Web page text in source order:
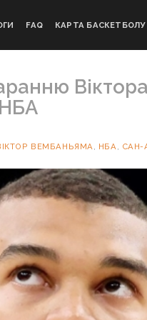
FAQ КАРТА БАСКЕТБОЛУ
ВЕМБАНЬЯМА НБА САН-